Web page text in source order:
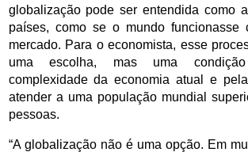
globalização pode ser entendida como
países, como se o mundo funcionasse
mercado. Para o economista, esse
uma escolha, mas uma
complexidade da economia atual e
atender a uma população mundial
pessoas.
“A globalização não é uma opção. Em